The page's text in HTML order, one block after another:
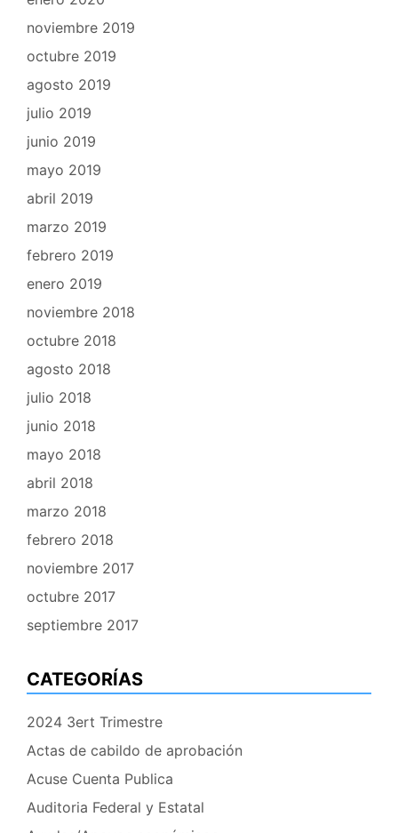
noviembre 2019
octubre 2019
agosto 2019
julio 2019
junio 2019
mayo 2019
abril 2019
marzo 2019
febrero 2019
enero 2019
noviembre 2018
octubre 2018
agosto 2018
julio 2018
junio 2018
mayo 2018
abril 2018
marzo 2018
febrero 2018
noviembre 2017
octubre 2017
septiembre 2017
CATEGORÍAS
2024 3ert Trimestre
Actas de cabildo de aprobación
Acuse Cuenta Publica
Auditoria Federal y Estatal